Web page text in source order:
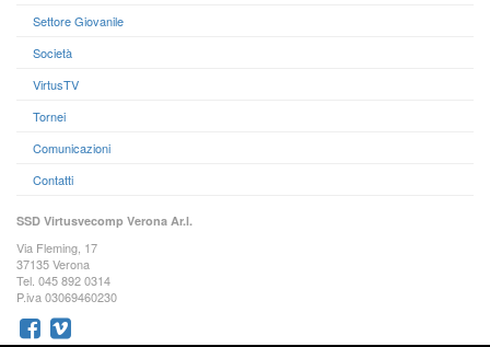
Settore Giovanile
Società
VirtusTV
Tornei
Comunicazioni
Contatti
SSD Virtusvecomp Verona Ar.l.
Via Fleming, 17
37135 Verona
Tel. 045 892 0314
P.iva 03069460230